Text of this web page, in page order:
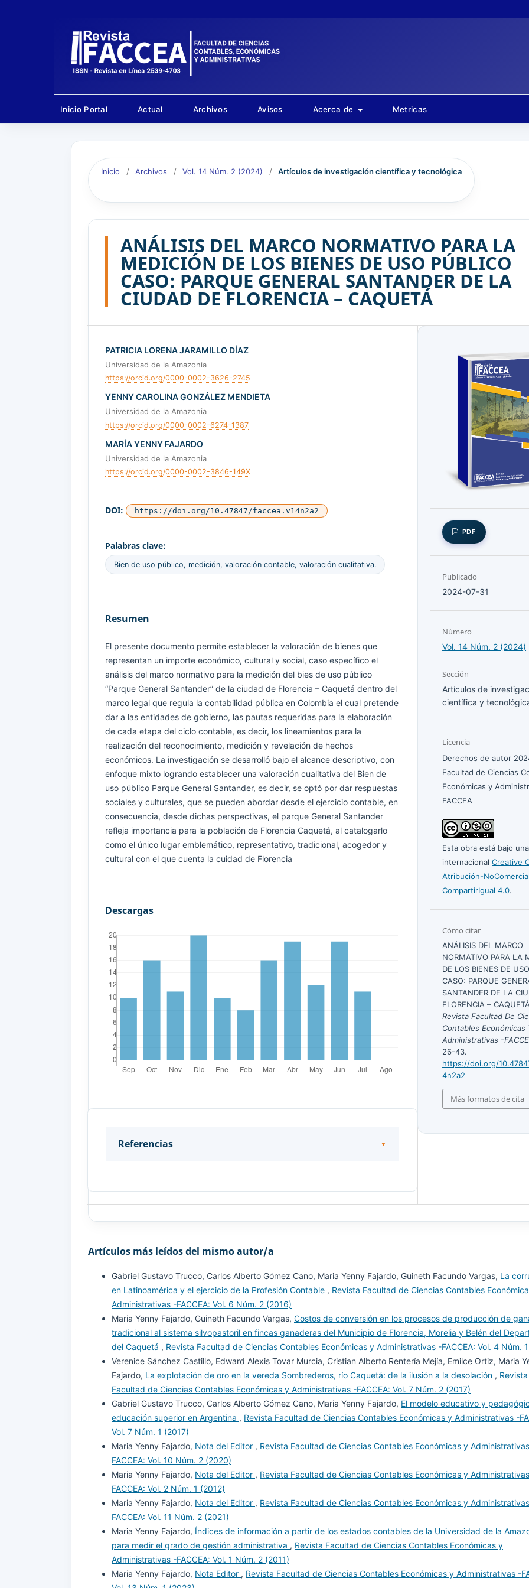
Inicio Portal Actual Archivos Avisos Acerca de Metricas
Inicio / Archivos / Vol. 14 Núm. 2 (2024) / Artículos de investigación científica y tecnológica
ANÁLISIS DEL MARCO NORMATIVO PARA LA
MEDICIÓN DE LOS BIENES DE USO PÚBLICO
CASO: PARQUE GENERAL SANTANDER DE LA
CIUDAD DE FLORENCIA – CAQUETÁ
PATRICIA LORENA JARAMILLO DÍAZ
Universidad de la Amazonia
https://orcid.org/0000-0002-3626-2745
YENNY CAROLINA GONZÁLEZ MENDIETA
Universidad de la Amazonia
https://orcid.org/0000-0002-6274-1387
MARÍA YENNY FAJARDO
Universidad de la Amazonia
https://orcid.org/0000-0002-3846-149X
DOI: https://doi.org/10.47847/faccea.v14n2a2
Palabras clave:
Bien de uso público, medición, valoración contable, valoración cualitativa.
Resumen
El presente documento permite establecer la valoración de bienes que
representan un importe económico, cultural y social, caso específico el
análisis del marco normativo para la medición del bies de uso público
“Parque General Santander” de la ciudad de Florencia – Caquetá dentro del
marco legal que regula la contabilidad pública en Colombia el cual pretende
dar a las entidades de gobierno, las pautas requeridas para la elaboración
de cada etapa del ciclo contable, es decir, los lineamientos para la
realización del reconocimiento, medición y revelación de hechos
económicos. La investigación se desarrolló bajo el alcance descriptivo, con
enfoque mixto logrando establecer una valoración cualitativa del Bien de
uso público Parque General Santander, es decir, se optó por dar respuestas
sociales y culturales, que se pueden abordar desde el ejercicio contable, en
consecuencia, desde dichas perspectivas, el parque General Santander
refleja importancia para la población de Florencia Caquetá, al catalogarlo
como el único lugar emblemático, representativo, tradicional, acogedor y
cultural con el que cuenta la cuidad de Florencia
Descargas
Referencias
Acuerdo 018 . (9 de agosto de 2000). Florencia, Caquetá, Colombia.
Arenas, R. d. (3 de noviembre de 2017). Recuperación del espacio
noviembre de 2020, de
Carrero, A. C., & Herrera, W. L. (2 de noviembre de 2016).
Metodología de reconocimiento, valuación, medición y revelación de
los bienes de uso público e históricos y culturales de acuerdo con la
NICSP 17 en Colombia. Apuntes Contables(18), 125-143.
Recuperado el 17 de noviembre de 2020, de
https://revistas.uexternado.edu.co/index.php/contad/article/view/4668
Catastro Bogotá. (2019). Recuperado el 21 de noviembre de 2020,
de
https://www.catastrobogota.gov.co/glosario-catastral/bienes-de-
uso-publico
Contaduria General de la Nación. (8 de septiembre de 2014). normas
para el reconocimiento, medición, revelación y presentación de los
hechos económicos de las entidades de gobierno. Colombia.
Recuperado el 14 de noviembre de 2020, de
https://www.contaduria.gov.co/normas1
Contaduria General de la Nacion. (8 de octubre de 2015). marco
conceptual para la preparación y presentación de información
financiera de las entidades de gobierno . Colombia. Recuperado el 14
PDF
Publicado
2024-07-31
Número
Vol. 14 Núm. 2 (2024)
Sección
Artículos de
científica y
Licencia
Derechos de autor
Facultad de Ciencias
Económicas y
FACCEA
Esta obra está bajo
internacionalCreative
Atribución-
CompartirIgual 4.0.
Cómo citar
ANÁLISIS DEL MARCO
NORMATIVO PARA LA
DE LOS BIENES DE
CASO: PARQUE
SANTANDER DE LA
FLORENCIA –
Revista Facultad De
Contables Económicas
Administrativas -
26-43.
https://doi.org/
4n2a2
Más formatos de cita
Artículos más leídos del mismo autor/a
Gabriel Gustavo Trucco, Carlos Alberto Gómez Cano, Maria Yenny Fajardo, Guineth Facundo Vargas, La
en Latinoamérica y el ejercicio de la Profesión Contable , Revista Facultad de Ciencias Contables
Administrativas -FACCEA: Vol. 6 Núm. 2 (2016)
Maria Yenny Fajardo, Guineth Facundo Vargas, Costos de conversión en los procesos de producción de
tradicional al sistema silvopastoril en fincas ganaderas del Municipio de Florencia, Morelia y Belén del
del Caquetá , Revista Facultad de Ciencias Contables Económicas y Administrativas -FACCEA: Vol. 4 Núm.
Verenice Sánchez Castillo, Edward Alexis Tovar Murcia, Cristian Alberto Rentería Mejía, Emilce Ortiz, Maria
Fajardo, La explotación de oro en la vereda Sombrederos, río Caquetá: de la ilusión a la desolación , Revista
Facultad de Ciencias Contables Económicas y Administrativas -FACCEA: Vol. 7 Núm. 2 (2017)
Gabriel Gustavo Trucco, Carlos Alberto Gómez Cano, Maria Yenny Fajardo, El modelo educativo y
educación superior en Argentina , Revista Facultad de Ciencias Contables Económicas y Administrativas -
Vol. 7 Núm. 1 (2017)
Maria Yenny Fajardo, Nota del Editor , Revista Facultad de Ciencias Contables Económicas y
FACCEA: Vol. 10 Núm. 2 (2020)
Maria Yenny Fajardo, Nota del Editor , Revista Facultad de Ciencias Contables Económicas y
FACCEA: Vol. 2 Núm. 1 (2012)
Maria Yenny Fajardo, Nota del Editor , Revista Facultad de Ciencias Contables Económicas y
FACCEA: Vol. 11 Núm. 2 (2021)
Maria Yenny Fajardo, Índices de información a partir de los estados contables de la Universidad de la
para medir el grado de gestión administrativa , Revista Facultad de Ciencias Contables Económicas y
Administrativas -FACCEA: Vol. 1 Núm. 2 (2011)
Maria Yenny Fajardo, Nota Editor , Revista Facultad de Ciencias Contables Económicas y Administrativas -